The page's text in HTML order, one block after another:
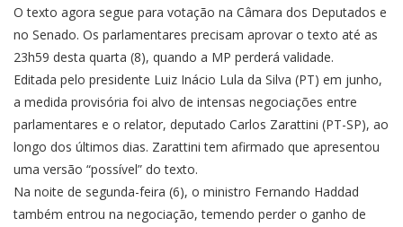
O texto agora segue para votação na Câmara dos Deputados e
no Senado. Os parlamentares precisam aprovar o texto até as
23h59 desta quarta (8), quando a MP perderá validade.
Editada pelo presidente Luiz Inácio Lula da Silva (PT) em junho,
a medida provisória foi alvo de intensas negociações entre
parlamentares e o relator, deputado Carlos Zarattini (PT-SP), ao
longo dos últimos dias. Zarattini tem afirmado que apresentou
uma versão “possível” do texto.
Na noite de segunda-feira (6), o ministro Fernando Haddad
também entrou na negociação, temendo perder o ganho de